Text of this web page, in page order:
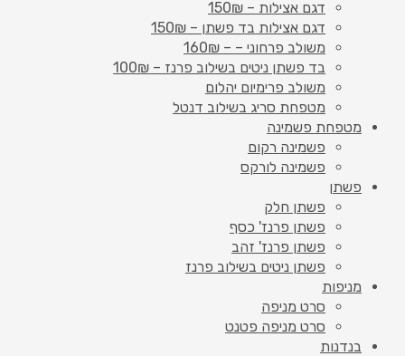
דגם אצילות – 150₪
דגם אצילות בד פשתן – 150₪
משולב פרחוני – – 160₪
בד פשתן ניטים בשילוב פרנז – 100₪
משולב פרימיום יהלום
מטפחת סריג בשילוב דנטל
מטפחת פשמינה
פשמינה רקום
פשמינה לורקס
פשתן
פשתן חלק
פשתן פרנז' כסף
פשתן פרנז' זהב
פשתן ניטים בשילוב פרנז
מניפות
סרט מניפה
סרט מניפה פטנט
בנדנות